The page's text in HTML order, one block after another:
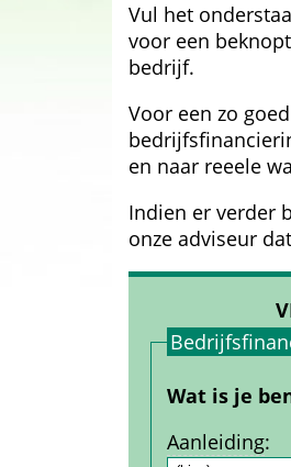
Vul het
voor een
bedrijf.
Voor een zo
en naar reeele
Indien er verder
onze adviseur
Wat is je
Aanleiding: